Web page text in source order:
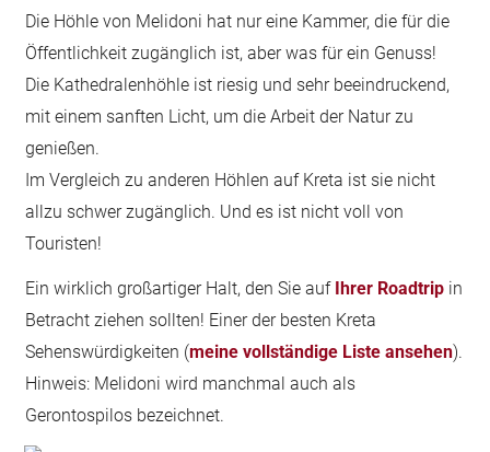
Die Höhle von Melidoni hat nur eine Kammer, die für die
Öffentlichkeit zugänglich ist, aber was für ein Genuss!
Die Kathedralenhöhle ist riesig und sehr beeindruckend,
mit einem sanften Licht, um die Arbeit der Natur zu
genießen.
Im Vergleich zu anderen Höhlen auf Kreta ist sie nicht
allzu schwer zugänglich. Und es ist nicht voll von
Touristen!
Ein wirklich großartiger Halt, den Sie auf Ihrer Roadtrip in
Betracht ziehen sollten! Einer der besten Kreta
Sehenswürdigkeiten (meine vollständige Liste ansehen).
Hinweis: Melidoni wird manchmal auch als
Gerontospilos bezeichnet.